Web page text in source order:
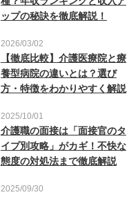
ップの秘訣を徹底解説！
2026/03/02
【徹底比較】介護医療院と療
養型病院の違いとは？選び
方・特徴をわかりやすく解説
2025/10/01
介護職の面接は「面接官のタ
イプ別攻略」がカギ！不快な
態度の対処法まで徹底解説
2025/09/30